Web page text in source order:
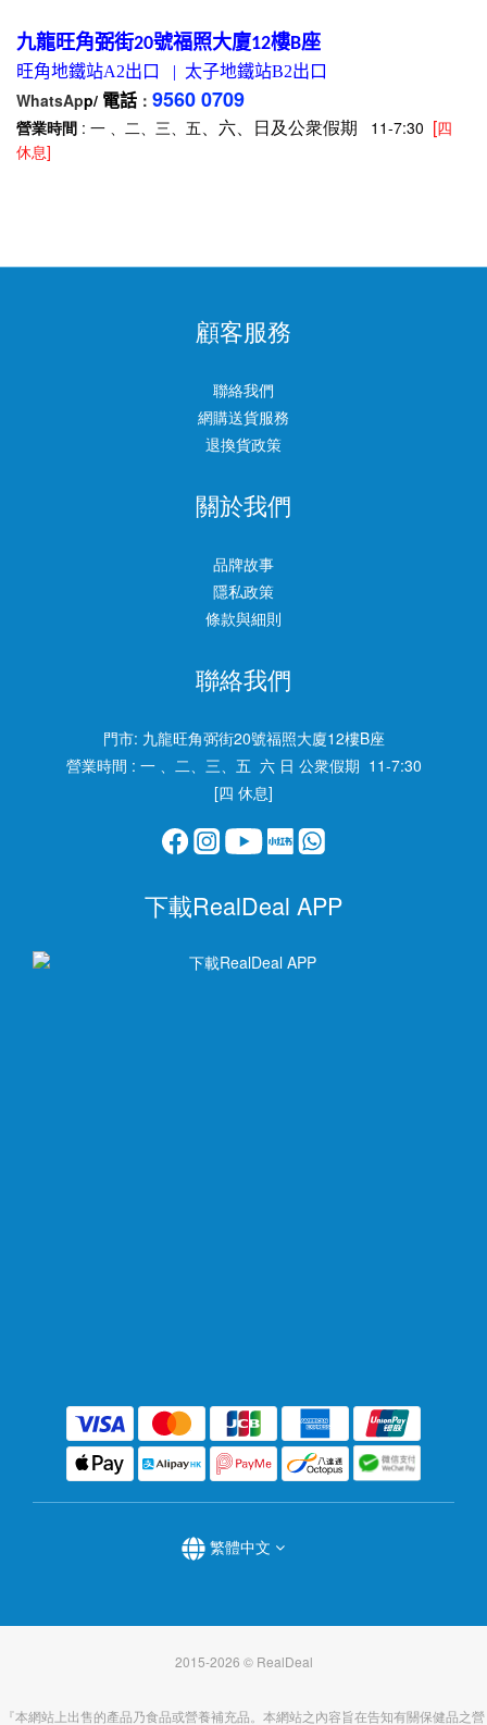
九龍旺角弼街20號福照大廈12樓B座
旺角地鐵站A2出口 | 太子地鐵站B2出口
WhatsApp/ 電話 ： 9560 0709
營業時間 : 一 、二、三、五、六、日及公衆假期 11-7:30 [四
休息]
顧客服務
聯絡我們
網購送貨服務
退換貨政策
關於我們
品牌故事
隱私政策
條款與細則
聯絡我們
門市: 九龍旺角弼街20號福照大廈12樓B座
營業時間 : 一 、二、三、五 六 日 公衆假期 11-7:30
[四 休息]
下載RealDeal APP
繁體中文
2015-2026 © RealDeal
『本網站上出售的產品乃食品或營養補充品。本網站之內容旨在告知有關保健品之營